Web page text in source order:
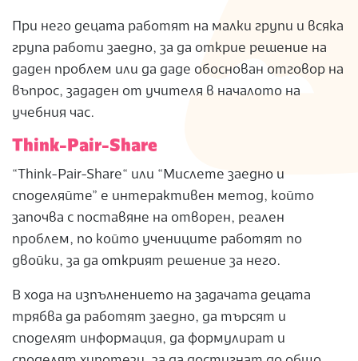
При него децата работят на малки групи и всяка
група работи заедно, за да открие решение на
даден проблем или да даде обоснован отговор на
въпрос, зададен от учителя в началото на
учебния час.
Think-Pair-Share
“Think-Pair-Share“ или “Мислете заедно и
споделяйте” е интерактивен метод, който
започва с поставяне на отворен, реален
проблем, по който учениците работят по
двойки, за да открият решение за него.
В хода на изпълнението на задачата децата
трябва да работят заедно, да търсят и
споделят информация, да формулират и